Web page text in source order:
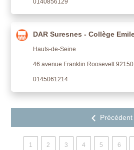
0140856129
DAR Suresnes - Collège
Hauts-de-Seine
46 avenue Franklin Roosevelt
0145061214
1 2 3 4 5 6